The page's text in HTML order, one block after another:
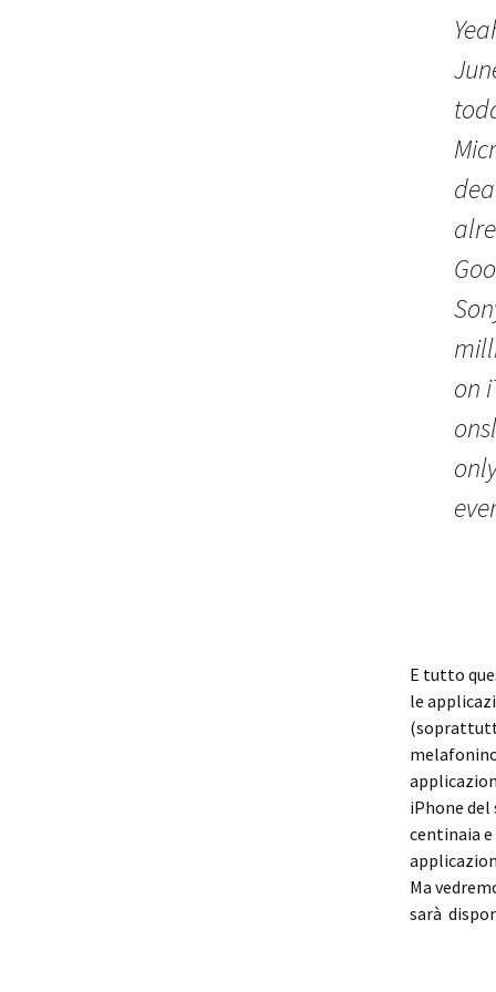
on
E tutto
le
iPhone del
centinaia
Ma
sarà